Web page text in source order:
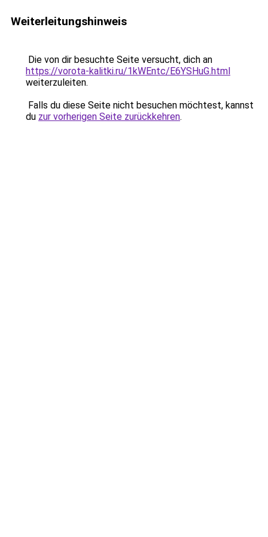
Weiterleitungshinweis
Die von dir besuchte Seite versucht, dich an
https://vorota-kalitki.ru/1kWEntc/E6YSHuG.html
weiterzuleiten.
Falls du diese Seite nicht besuchen möchtest, kannst
du zur vorherigen Seite zurückkehren.